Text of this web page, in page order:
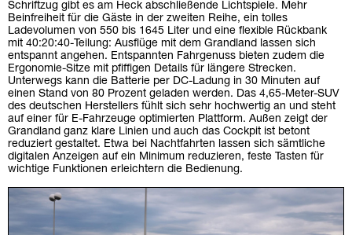
Schriftzug gibt es am Heck abschließende Lichtspiele. Mehr
Beinfreiheit für die Gäste in der zweiten Reihe, ein tolles
Ladevolumen von 550 bis 1645 Liter und eine flexible Rückbank
mit 40:20:40-Teilung: Ausflüge mit dem Grandland lassen sich
entspannt angehen. Entspannten Fahrgenuss bieten zudem die
Ergonomie-Sitze mit pfiffigen Details für längere Strecken.
Unterwegs kann die Batterie per DC-Ladung in 30 Minuten auf
einen Stand von 80 Prozent geladen werden. Das 4,65-Meter-SUV
des deutschen Herstellers fühlt sich sehr hochwertig an und steht
auf einer für E-Fahrzeuge optimierten Plattform. Außen zeigt der
Grandland ganz klare Linien und auch das Cockpit ist betont
reduziert gestaltet. Etwa bei Nachtfahrten lassen sich sämtliche
digitalen Anzeigen auf ein Minimum reduzieren, feste Tasten für
wichtige Funktionen erleichtern die Bedienung.